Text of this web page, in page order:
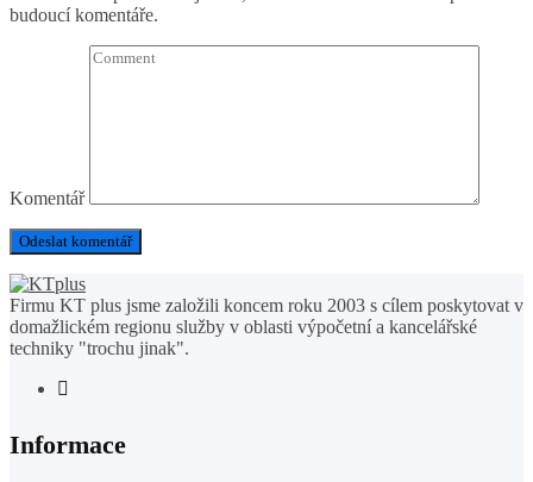
budoucí komentáře.
Komentář
Firmu KT plus jsme založili koncem roku 2003 s cílem poskytovat v
domažlickém regionu služby v oblasti výpočetní a kancelářské
techniky "trochu jinak".
Informace